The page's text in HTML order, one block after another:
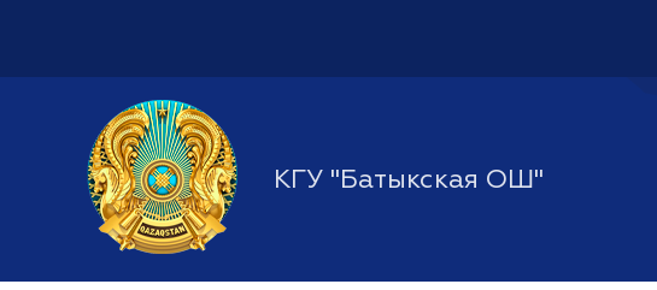
КГУ "Батыкская ОШ"